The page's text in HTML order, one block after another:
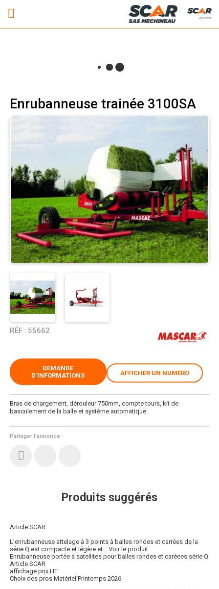
Adhérent
Enrubanneuse trainée 3100SA
RÉF : 55662
Partager l'annonce
Bras de chargement, dérouleur 750mm, compte tours, kit de
basculement de la balle et système automatique.
DEMANDE
D'INFORMATIONS
AFFICHER UN NUMÉRO
Produits suggérés
Article SCAR
L’enrubanneuse attelage à 3 points à balles rondes et carrées de la
série Q est compacte et légère et... Voir le produit
Enrubanneuse portée à satellites pour balles rondes et caréees série Q
Article SCAR
affichage prix HT
Choix des pros Matériel Printemps 2026